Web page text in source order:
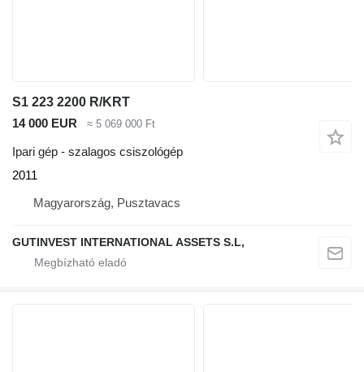
S1 223 2200 R/KRT
14 000 EUR
≈ 5 069 000 Ft
Ipari gép - szalagos csiszológép
2011
Magyarország, Pusztavacs
GUTINVEST INTERNATIONAL ASSETS S.L,